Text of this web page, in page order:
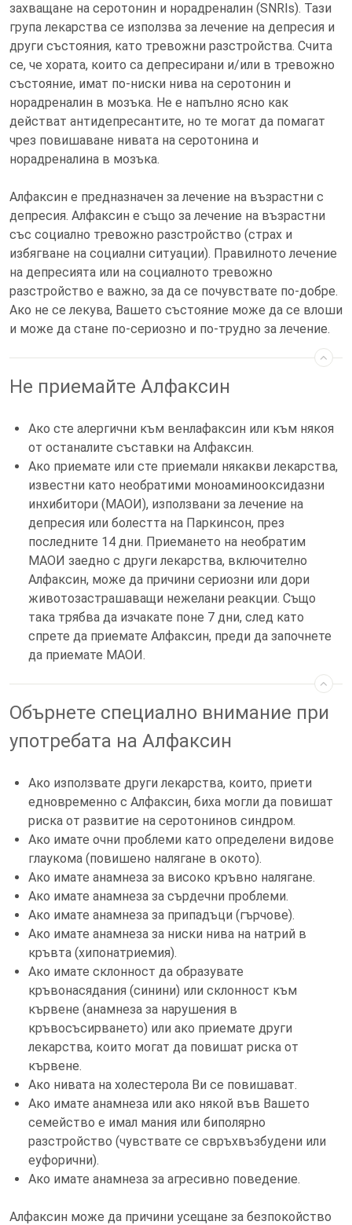
захващане на серотонин и норадреналин (SNRIs). Тази
група лекарства се използва за лечение на депресия и
други състояния, като тревожни разстройства. Счита
се, че хората, които са депресирани и/или в тревожно
състояние, имат по-ниски нива на серотонин и
норадреналин в мозъка. Не е напълно ясно как
действат антидепресантите, но те могат да помагат
чрез повишаване нивата на серотонина и
норадреналина в мозъка.
Алфаксин е предназначен за лечение на възрастни с
депресия. Алфаксин е също за лечение на възрастни
със социално тревожно разстройство (страх и
избягване на социални ситуации). Правилното лечение
на депресията или на социалното тревожно
разстройство е важно, за да се почувствате по-добре.
Ако не се лекува, Вашето състояние може да се влоши
и може да стане по-сериозно и по-трудно за лечение.
Не приемайте Алфаксин
Ако сте алергични към венлафаксин или към някоя
от останалите съставки на Алфаксин.
Ако приемате или сте приемали някакви лекарства,
известни като необратими моноаминооксидазни
инхибитори (МАОИ), използвани за лечение на
депресия или болестта на Паркинсон, през
последните 14 дни. Приемането на необратим
МАОИ заедно с други лекарства, включително
Алфаксин, може да причини сериозни или дори
животозастрашаващи нежелани реакции. Също
така трябва да изчакате поне 7 дни, след като
спрете да приемате Алфаксин, преди да започнете
да приемате МАОИ.
Обърнете специално внимание при
употребата на Алфаксин
Ако използвате други лекарства, които, приети
едновременно с Алфаксин, биха могли да повишат
риска от развитие на серотонинов синдром.
Ако имате очни проблеми като определени видове
глаукома (повишено налягане в окото).
Ако имате анамнеза за високо кръвно налягане.
Ако имате анамнеза за сърдечни проблеми.
Ако имате анамнеза за припадъци (гърчове).
Ако имате анамнеза за ниски нива на натрий в
кръвта (хипонатриемия).
Ако имате склонност да образувате
кръвонасядания (синини) или склонност към
кървене (анамнеза за нарушения в
кръвосъсирването) или ако приемате други
лекарства, които могат да повишат риска от
кървене.
Ако нивата на холестерола Ви се повишават.
Ако имате анамнеза или ако някой във Вашето
семейство е имал мания или биполярно
разстройство (чувствате се свръхвъзбудени или
еуфорични).
Ако имате анамнеза за агресивно поведение.
Алфаксин може да причини усещане за безпокойство